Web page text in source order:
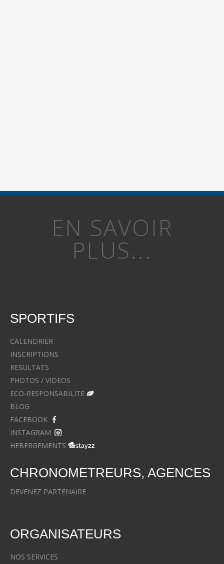
EN SAVOIR
PLUS...
SPORTIFS
CALENDRIER
INSCRIPTIONS
RESULTATS
PHOTOS / VIDEOS
ECO-RESPONSABILITE
BLOG
FACEBOOK
INSTAGRAM
HEBERGEMENTS
CHRONOMETREURS, AGENCES
DEVENEZ PARTENAIRE
ORGANISATEURS
NOS SERVICES